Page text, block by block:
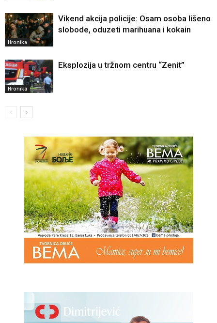
Hronika
Vikend akcija policije: Osam osoba lišeno
slobode, oduzeti marihuana i kokain
Hronika
Eksplozija u tržnom centru “Zenit”